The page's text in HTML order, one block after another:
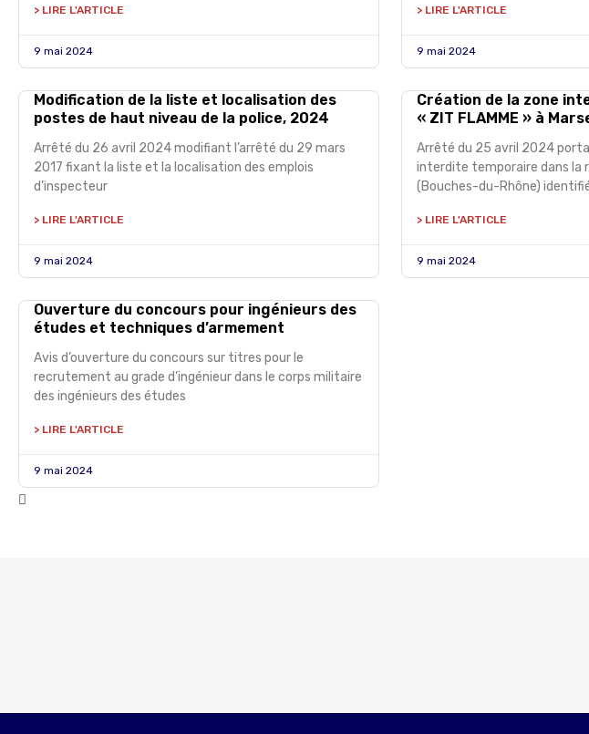
> LIRE L'ARTICLE
9 mai 2024
> LIRE L'ARTICLE
9 mai 2024
Modification de la liste et localisation des
postes de haut niveau de la police, 2024
Arrêté du 26 avril 2024 modifiant l’arrêté du 29 mars
2017 fixant la liste et la localisation des emplois
d’inspecteur
> LIRE L'ARTICLE
9 mai 2024
Création de la zone
« ZIT FLAMME » à
Arrêté du 25 avril 2024
interdite temporaire dans la
(Bouches-du-Rhône)
> LIRE L'ARTICLE
9 mai 2024
Ouverture du concours pour ingénieurs des
études et techniques d’armement
Avis d’ouverture du concours sur titres pour le
recrutement au grade d’ingénieur dans le corps militaire
des ingénieurs des études
> LIRE L'ARTICLE
9 mai 2024